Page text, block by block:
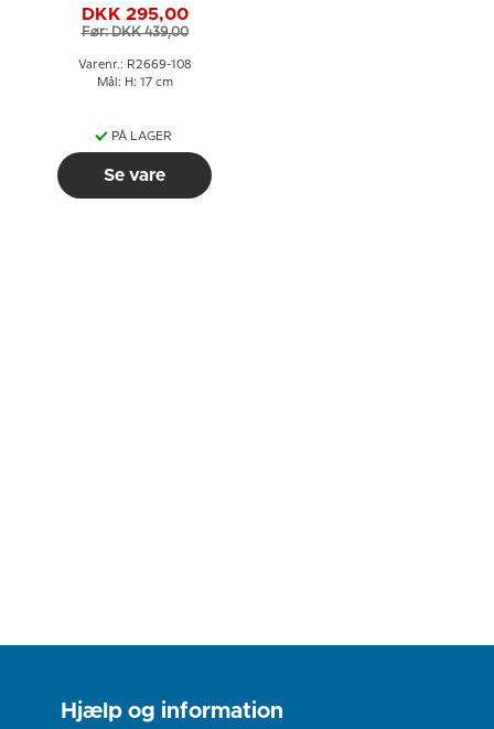
DKK 295,00
Før: DKK 439,00
Varenr.: R2669-108
Mål: H: 17 cm
PÅ LAGER
Se vare
Hjælp og information